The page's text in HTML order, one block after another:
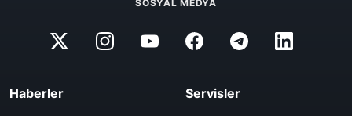
SOSYAL MEDYA
Haberler Servisler